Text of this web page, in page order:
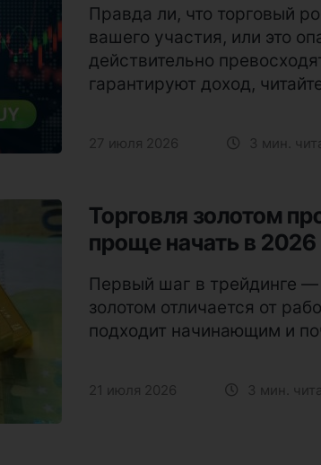
Правда ли, что торговый
вашего участия, или это
действительно
гарантируют доход,
27 июля 2026 3 мин.
Торговля золотом
проще начать в 2026
Первый шаг в трейдинге —
золотом отличается от
подходит начинающим и
21 июля 2026 3 мин.